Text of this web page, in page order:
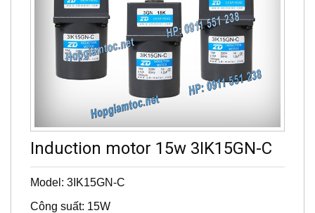
Induction motor 15w 3IK15GN-C
Model: 3IK15GN-C
Công suất: 15W